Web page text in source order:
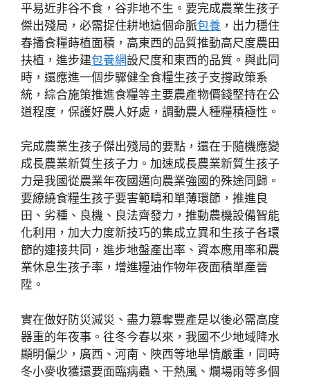
平易近非谷不食，谷非地不生。要完成農業生孩子
傑出殘局，必需捉住耕地這個命脈包養 ，出力穩住
春播食糧蒔植面積，高東西的品質推動高尺度農田
扶植，進步建包養網設尺度和東西的品質。與此同
時，還應進一個步驟健全食糧生孩子支撐政策系
統，綜合施策推進食糧等主要農產物價錢堅持在公
道程度，保護好農人好處，調動農人種糧積極性。
完成農業生孩子傑出殘局的要點，還在于隨機應變
成長農業新質生孩子力。加速成長農業新質生孩子
力是我國從農業年夜國邁向農業強國的殊途同歸。
要繚繞食糧生孩子要害範疇和單薄環節，推進良
田、劣種、良機、良法齊發力，推動農機設備智能
化利用，加大力度新技巧的集成立異和生孩子各環
節的連接共同，進步地盤產出率、資本應用率和農
業休息生孩子率，增進糧油作物年夜面積單產晉
陞。
實在做好防災減災、盡力篡奪豐產是以後必需高度
器重的年夜事。往冬今春以來，我國不少地域降水
顯明偏少，廣西、河南、陜西等地旱情嚴重，同時
冬小麥收獲還要面臨病蟲、干熱風、爛場雨等多個